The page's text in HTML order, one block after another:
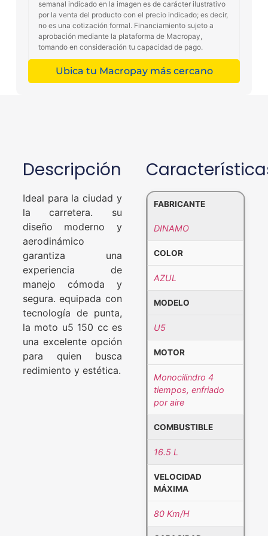
semanal indicado en la imagen es de carácter ilustrativo
por la venta del producto con el precio indicado; es decir,
no es una cotización formal. Financiamiento sujeto a
aprobación mediante la plataforma de Macropay,
tomando en consideración tu capacidad de pago.
Ubica tu Macropay más cercano
Descripción
Ideal para la ciudad y
la carretera. su
diseño moderno y
aerodinámico
garantiza una
experiencia de
manejo cómoda y
segura. equipada con
tecnología de punta,
la moto u5 150 cc es
una excelente opción
para quien busca
redimiento y estética.
FABRICANTE
DINAMO
COLOR
AZUL
MODELO
U5
MOTOR
Monocilindro 4
tiempos, enfriado
por aire
COMBUSTIBLE
16.5 L
VELOCIDAD
MÁXIMA
80 Km/H